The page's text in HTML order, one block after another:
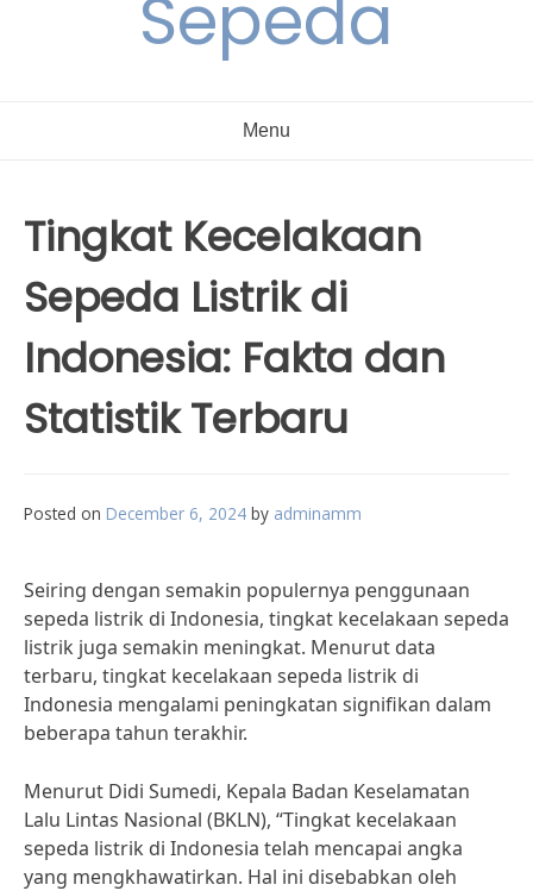
Sepeda
Menu
Tingkat Kecelakaan
Sepeda Listrik di
Indonesia: Fakta dan
Statistik Terbaru
Posted on December 6, 2024 by adminamm
Seiring dengan semakin populernya penggunaan
sepeda listrik di Indonesia, tingkat kecelakaan sepeda
listrik juga semakin meningkat. Menurut data
terbaru, tingkat kecelakaan sepeda listrik di
Indonesia mengalami peningkatan signifikan dalam
beberapa tahun terakhir.
Menurut Didi Sumedi, Kepala Badan Keselamatan
Lalu Lintas Nasional (BKLN), “Tingkat kecelakaan
sepeda listrik di Indonesia telah mencapai angka
yang mengkhawatirkan. Hal ini disebabkan oleh